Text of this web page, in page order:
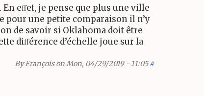
eﬀet, je pense que plus une ville
pour une petite comparaison il n’y
de savoir si Oklahoma doit être
diﬀérence d’échelle joue sur la
ByFrançoison Mon, 04/29/2019 - 11:05 #